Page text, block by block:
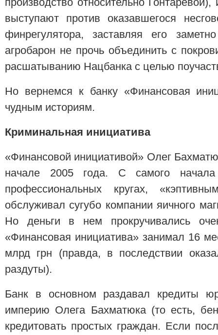
выступают против оказавшегося
финрегулятора, заставляя его
агробарон не прочь объединить с
расшатыванию Нацбанка с целью
Но вернемся к банку «Финансовая
чудным историям.
Криминальная инициатива
«Финансовой инициативой» Олег
начале 2005 года. С самого
профессиональных кругах,
обслуживал сугубо компании яичного
Но деньги в нем прокручивались
«Финансовая инициатива» занимал 16
млрд грн (правда, в последствии
раздуты).
Банк в основном раздавал кредиты
империю Олега Бахматюка (то есть,
кредитовать простых граждан. Если